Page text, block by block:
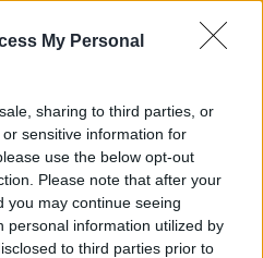
My Personal
sharing to third parties, or
sensitive information for
use the below opt-out
Please note that after your
you may continue seeing
personal information utilized by
to third parties prior to
'Αμεσα μέτρα
σοβαρών ελλείψεων
βοηθά στην
μειώνεται η ποσότητα